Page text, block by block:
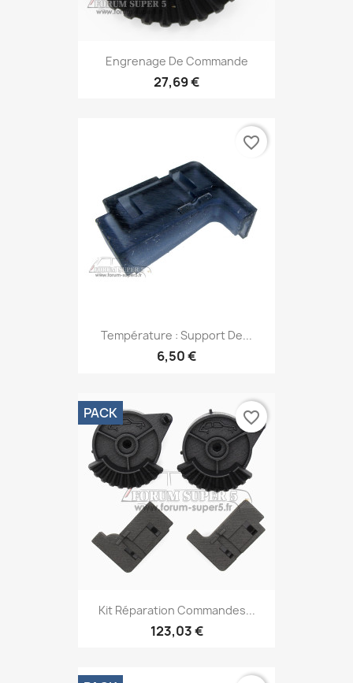
Engrenage De Commande
27,69 €
Température : Support De...
6,50 €
favorite_border
Kit Réparation Commandes...
123,03 €
PACK favorite_border